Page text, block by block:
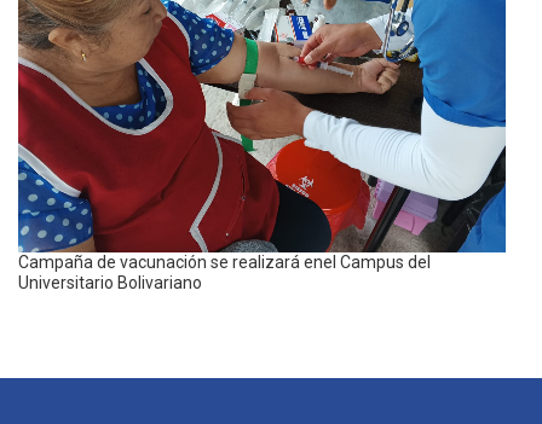
Campaña de vacunación se realizará enel Campus del
Universitario Bolivariano